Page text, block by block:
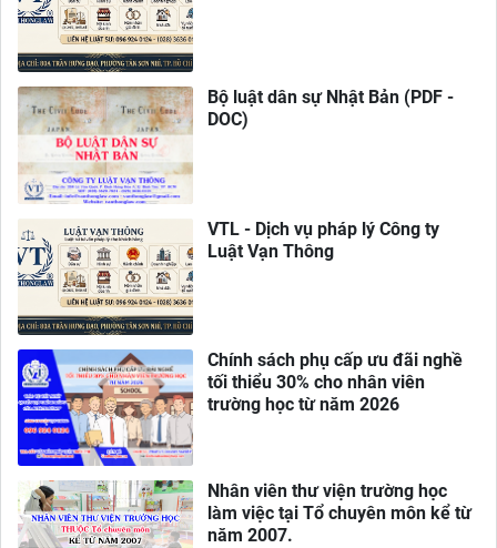
Bộ luật dân sự Nhật Bản (PDF -
DOC)
VTL - Dịch vụ pháp lý Công ty
Luật Vạn Thông
Chính sách phụ cấp ưu đãi nghề
tối thiểu 30% cho nhân viên
trường học từ năm 2026
Nhân viên thư viện trường học
làm việc tại Tổ chuyên môn kể từ
năm 2007.